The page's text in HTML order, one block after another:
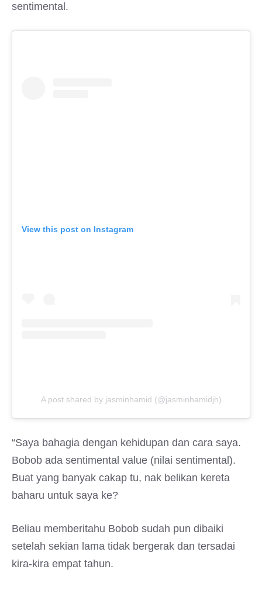
sentimental.
View this post on Instagram
A post shared by jasminhamid (@jasminhamidjh)
“Saya bahagia dengan kehidupan dan cara saya.
Bobob ada sentimental value (nilai sentimental).
Buat yang banyak cakap tu, nak belikan kereta
baharu untuk saya ke?
Beliau memberitahu Bobob sudah pun dibaiki
setelah sekian lama tidak bergerak dan tersadai
kira-kira empat tahun.